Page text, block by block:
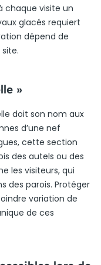
visite un
glacés requiert
dépend de
»
doit son nom aux
d’une nef
cette section
des autels ou des
les visiteurs, qui
des parois. Protéger
variation de
de ces